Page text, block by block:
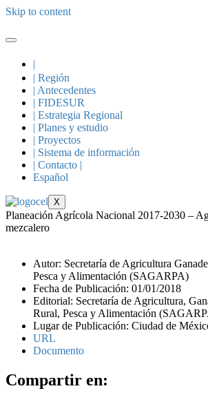
Skip to content
|
| Región
| Antecedentes
| FIDESUR
| Estrategia Regional
| Planes y estudio
| Proyectos
| Sistema de información
| Contacto |
Español
X
Planeación Agrícola Nacional 2017-2030 –
mezcalero
Autor: Secretaría de Agricultura
Pesca y Alimentación (SAGARPA)
Fecha de Publicación: 01/01/2018
Editorial: Secretaría de Agricultura,
Rural, Pesca y Alimentación
Lugar de Publicación: Ciudad de
URL
Documento
Compartir en: